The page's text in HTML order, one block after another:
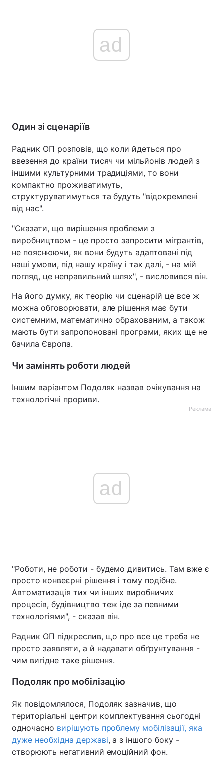
ad
Один зі сценаріїв
Радник ОП розповів, що коли йдеться про
ввезення до країни тисяч чи мільйонів людей з
іншими культурними традиціями, то вони
компактно проживатимуть,
структуруватимуться та будуть "відокремлені
від нас".
"Сказати, що вирішення проблеми з
виробництвом - це просто запросити мігрантів,
не пояснюючи, як вони будуть адаптовані під
наші умови, під нашу країну і так далі, - на мій
погляд, це неправильний шлях", - висловився він.
На його думку, як теорію чи сценарій це все ж
можна обговорювати, але рішення має бути
системним, математично обрахованим, а також
мають бути запропоновані програми, яких ще не
бачила Європа.
Чи замінять роботи людей
Іншим варіантом Подоляк назвав очікування на
технологічні прориви.
Реклама
ad
"Роботи, не роботи - будемо дивитись. Там вже є
просто конвеєрні рішення і тому подібне.
Автоматизація тих чи інших виробничих
процесів, будівництво теж іде за певними
технологіями", - сказав він.
Радник ОП підкреслив, що про все це треба не
просто заявляти, а й надавати обґрунтування -
чим вигідне таке рішення.
Подоляк про мобілізацію
Як повідомлялося, Подоляк зазначив, що
територіальні центри комплектування сьогодні
одночасно вирішують проблему мобілізації, яка
дуже необхідна державі, а з іншого боку -
створюють негативний емоційний фон.